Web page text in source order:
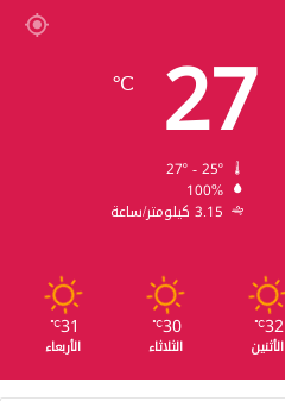
27
℃
100%
3.15 كيلومتر/ساعة
32
℃
الأثنين
30
℃
الثلاثاء
31
℃
الأربعاء